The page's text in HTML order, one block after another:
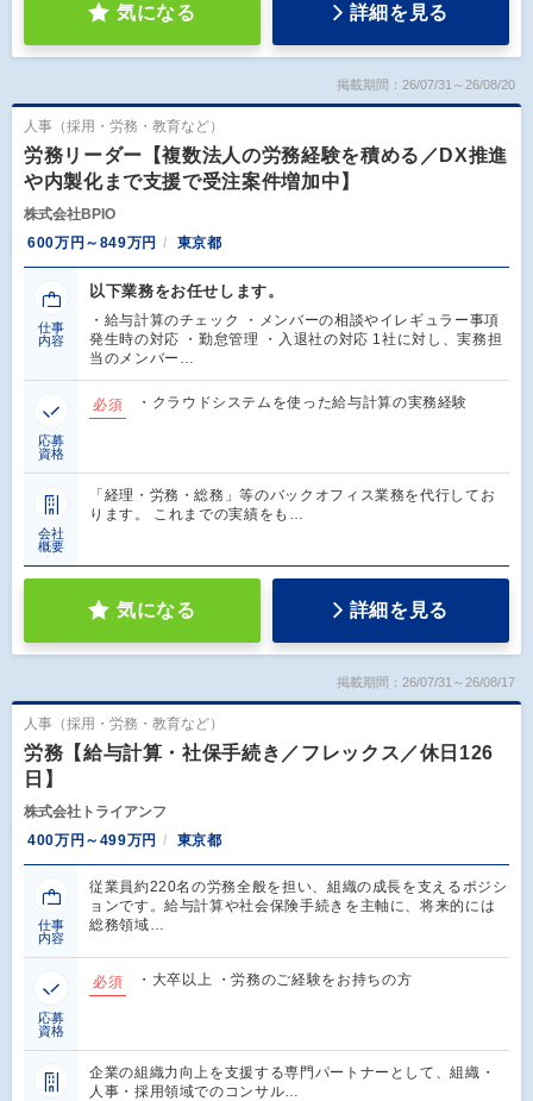
気になる 詳細を見る
掲載期間：26/07/31～26/08/20
人事（採用・労務・教育など）
労務リーダー【複数法人の労務経験を積める／DX推進
や内製化まで支援で受注案件増加中】
株式会社BPIO
600万円～849万円
東京都
仕事
内容
以下業務をお任せします。
・給与計算のチェック ・メンバーの相談やイレギュラー事項
発生時の対応 ・勤怠管理 ・入退社の対応 1社に対し、実務担
当のメンバー…
応募
資格
必須 ・クラウドシステムを使った給与計算の実務経験
会社
概要
「経理・労務・総務」等のバックオフィス業務を代行してお
ります。 これまでの実績をも…
気になる 詳細を見る
掲載期間：26/07/31～26/08/17
人事（採用・労務・教育など）
労務【給与計算・社保手続き／フレックス／休日126
日】
株式会社トライアンフ
400万円～499万円
東京都
仕事
内容
従業員約220名の労務全般を担い、組織の成長を支えるポジシ
ョンです。給与計算や社会保険手続きを主軸に、将来的には
総務領域…
応募
資格
必須 ・大卒以上 ・労務のご経験をお持ちの方
企業の組織力向上を支援する専門パートナーとして、組織・
人事・採用領域でのコンサル…